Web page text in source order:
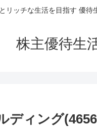
リッチな生活を目指す 優
株主優待生
ディング